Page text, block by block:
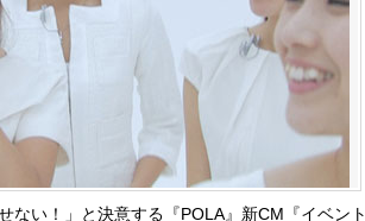
ない！」と決意する『POLA』新CM『イベント